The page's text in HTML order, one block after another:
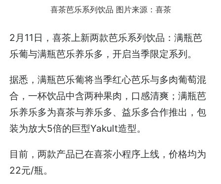
喜茶芭乐系列饮品 图片来源：喜茶
2月11日，喜茶上新两款芭乐系列饮品：满瓶芭
乐葡与满瓶芭乐养乐多，开启当季限定系列。
据悉，满瓶芭乐葡将当季红心芭乐与多肉葡萄混
合，一杯饮品中含两种果肉，口感清爽；满瓶芭
乐养乐多为喜茶与养乐多、益乐多合作推出，包
装为放大5倍的巨型Yakult造型。
目前，两款产品已在喜茶小程序上线，价格均为
22元/瓶。